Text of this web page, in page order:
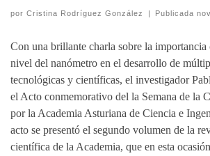
por Cristina Rodríguez González | Publicada
Con una brillante charla sobre la importancia
nivel del nanómetro en el desarrollo de
tecnológicas y científicas, el investigador
el Acto conmemorativo del la Semana de la
por la Academia Asturiana de Ciencia e
acto se presentó el segundo volumen de la
científica de la Academia, que en esta